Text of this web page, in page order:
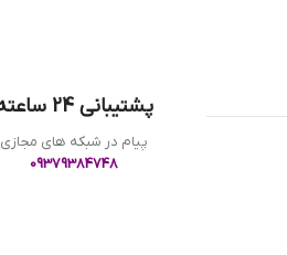
پشتیبانی 24 ساعته
پیام در شبکه های مجازی
09379384748